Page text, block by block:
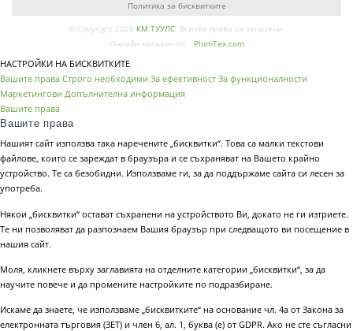
Политика за бисквитките
© Copyright 2026 КМ ТУУЛС. Всички права са запазени.
Онлайн магазин от:
PlumTex.com
НАСТРОЙКИ НА БИСКВИТКИТЕ
Вашите права Строго необходими За ефективност За функционалности
Маркетингови Допълнителна информация
Вашите права
Вашите права
Нашият сайт използва така наречените „бисквитки“. Това са малки текстови
файлове, които се зареждат в браузъра и се съхраняват на Вашето крайно
устройство. Те са безобидни. Използваме ги, за да поддържаме сайта си лесен за
употреба.
Някои „бисквитки“ остават съхранени на устройството Ви, докато не ги изтриете.
Те ни позволяват да разпознаем Вашия браузър при следващото ви посещение в
нашия сайт.
Моля, кликнете върху заглавията на отделните категории „бисквитки“, за да
научите повече и да промените настройките по подразбиране.
Искаме да знаете, че използваме „бисквитките“ на основание чл. 4а от Закона за
електронната търговия (ЗЕТ) и член 6, ал. 1, буква (е) от GDPR. Ако не сте съгласни